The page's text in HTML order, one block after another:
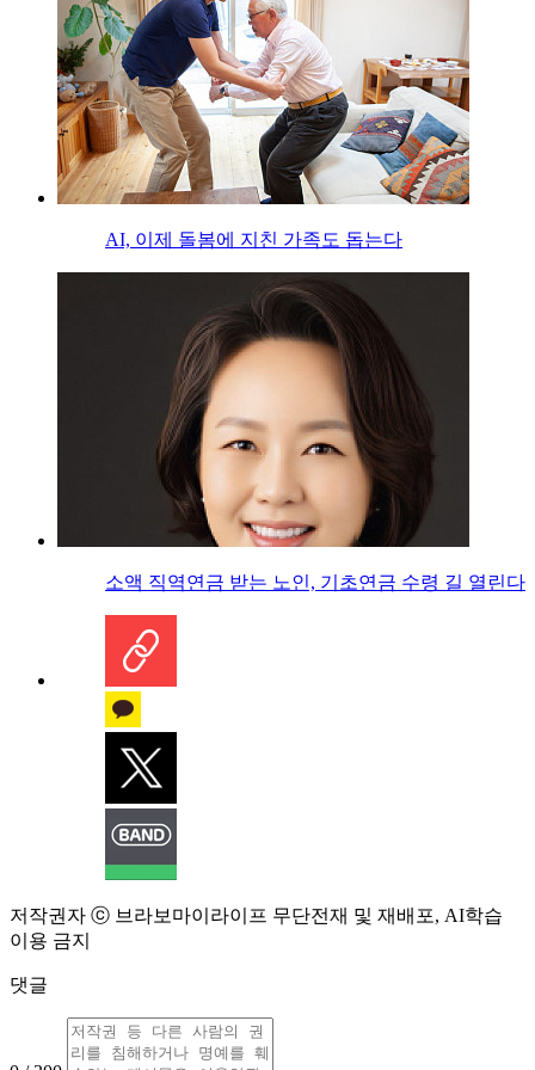
AI, 이제 돌봄에 지친 가족도 돕는다
소액 직역연금 받는 노인, 기초연금 수령 길 열린다
저작권자 ⓒ 브라보마이라이프 무단전재 및 재배포, AI학습
이용 금지
댓글